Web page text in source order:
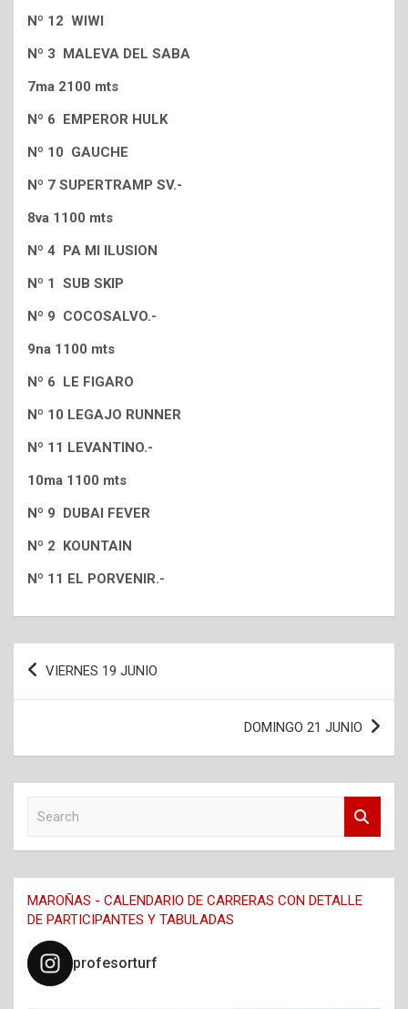
Nº 12 WIWI
Nº 3 MALEVA DEL SABA
7ma 2100 mts
Nº 6 EMPEROR HULK
Nº 10 GAUCHE
Nº 7 SUPERTRAMP SV.-
8va 1100 mts
Nº 4 PA MI ILUSION
Nº 1 SUB SKIP
Nº 9 COCOSALVO.-
9na 1100 mts
Nº 6 LE FIGARO
Nº 10 LEGAJO RUNNER
Nº 11 LEVANTINO.-
10ma 1100 mts
Nº 9 DUBAI FEVER
Nº 2 KOUNTAIN
Nº 11 EL PORVENIR.-
Navegación
VIERNES 19 JUNIO
DOMINGO 21 JUNIO
c
h
MAROÑAS - CALENDARIO DE CARRERAS CON DETALLE
DE PARTICIPANTES Y TABULADAS
profesorturf